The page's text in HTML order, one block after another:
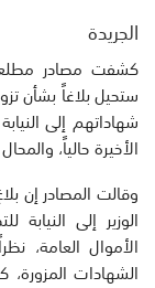
الجريدة
كشفت مصادر مطلعة
ستحيل بلاغاً بشأن
شهاداتهم إلى
الأخيرة حالياً،
وقالت المصادر إن
الوزير إلى
الأموال العامة،
الشهادات